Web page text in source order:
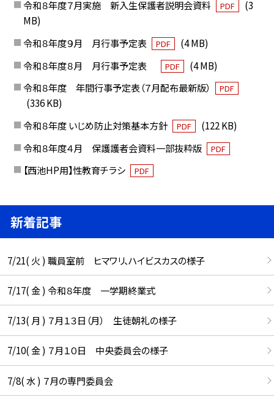
令和８年度７月実施 新入生保護者説明会資料 PDF
(3
MB)
令和８年度９月 月行事予定表
PDF
(4 MB)
令和８年度８月 月行事予定表
PDF
(4 MB)
令和８年度 年間行事予定表（７月配布最新版）
PDF
(336 KB)
令和８年度 いじめ防止対策基本方針
PDF
(122 KB)
令和８年度４月 保護護者会資料一部抜粋版
PDF
【西池HP用】性教育チラシ PDF
新着記事
7/21( 火 ) 職員室前 ヒマワリ、ハイビスカスの様子
7/17( 金 ) 令和８年度 一学期終業式
7/13( 月 ) ７月１３日（月） 生徒朝礼の様子
7/10( 金 ) ７月１０日 中央委員会の様子
7/8( 水 ) ７月の専門委員会